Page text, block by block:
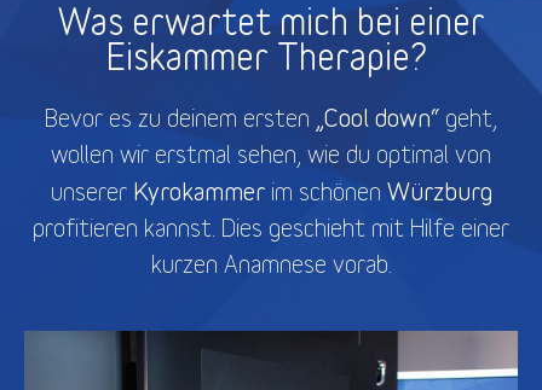
Was erwartet mich bei einer
Eiskammer Therapie?
Bevor es zu deinem ersten „Cool down“ geht,
wollen wir erstmal sehen, wie du optimal von
unserer Kyrokammerim schönen Würzburg
profitieren kannst. Dies geschieht mit Hilfe einer
kurzen Anamnese vorab.